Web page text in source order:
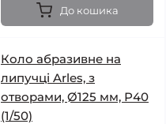
До кошика
Коло абразивне на
липучці Arles, з
отворами, Ø125 мм, Р40
(1/50)